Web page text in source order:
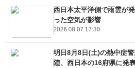
西日本太平洋側で雨雲が
った空気が影響
2026.08.07 17:30
明日8月8日(土)の熱中症
陸、西日本の16府県に発